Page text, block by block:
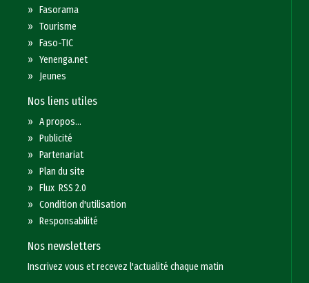
»Fasorama
»Tourisme
»Faso-TIC
»Yenenga.net
» Jeunes
Nos liens utiles
»A propos...
»Publicité
»Partenariat
»Plan du site
»Flux RSS 2.0
»Condition d'utilisation
»Responsabilité
Nos newsletters
Inscrivez vous et recevez l'actualité chaque matin